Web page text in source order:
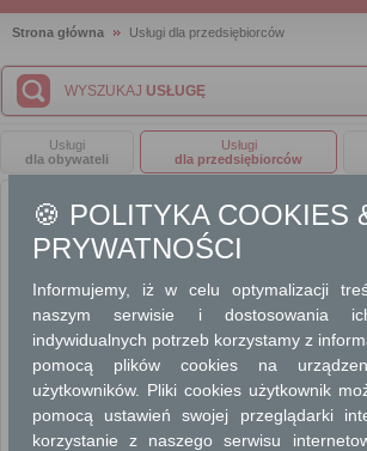
Strona główna Usługi dla przedsiębiorców
WYSZUKAJ USŁUGĘ
Usługi
dla obywateli
Usługi
dla przedsiębiorców
ARCHITEKTURA I PLANOWANIE
BEZPIECZEŃSTWO I ZARZĄDZANIE
DROGOWNICTWO
DZIAŁALNOŚĆ
GEODEZJA I KARTOGRAFIA
🍪 POLITYKA COOKIES
PRYWATNOŚCI
Informujemy, iż w celu optymalizacji
naszym serwisie i dostosowania
indywidualnych potrzeb korzystamy z
pomocą plików cookies na
użytkowników. Pliki cookies użytkownik
pomocą ustawień swojej przeglądarki
korzystanie z naszego serwisu